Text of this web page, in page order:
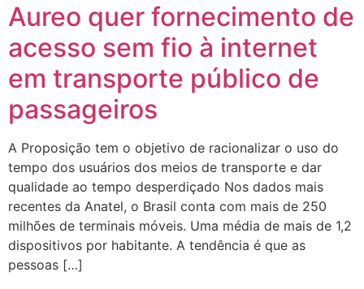
Aureo quer fornecimento de
acesso sem fio à internet
em transporte público de
passageiros
A Proposição tem o objetivo de racionalizar o uso do
tempo dos usuários dos meios de transporte e dar
qualidade ao tempo desperdiçado Nos dados mais
recentes da Anatel, o Brasil conta com mais de 250
milhões de terminais móveis. Uma média de mais de 1,2
dispositivos por habitante. A tendência é que as
pessoas […]